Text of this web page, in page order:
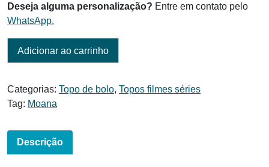
Deseja alguma personalização? Entre em contato pelo
WhatsApp.
Adicionar ao carrinho
Categorias: Topo de bolo, Topos filmes séries
Tag: Moana
Descrição